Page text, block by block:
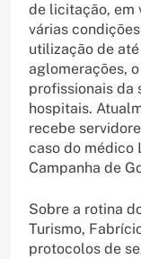
de licitação, em
várias
utilização de
aglomerações,
profissionais da
hospitais.
recebe
caso do médico
Campanha de
Sobre a rotina
Turismo,
protocolos de